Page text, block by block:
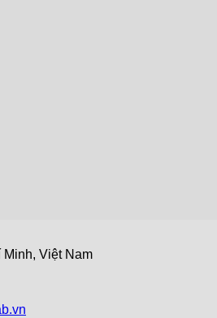
Việt Nam